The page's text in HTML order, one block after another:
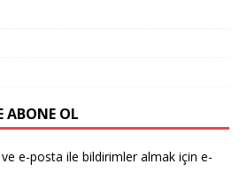
ABONE OL
e-posta ile bildirimler almak için e-